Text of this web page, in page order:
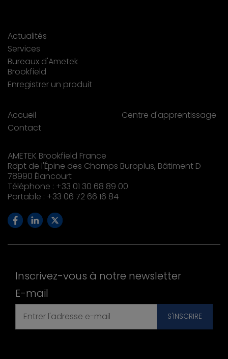
Actualités
Services
Bureaux d'Ametek
Brookfield
Enregistrer un produit
Accueil
Contact
Centre d'apprentissage
AMETEK Brookfield France
Rdpt de l'Épine des Champs Buroplus, Bâtiment D
78990 Élancourt
Téléphone : +33 01 30 68 89 00
Portable : +33 06 72 66 16 84
Inscrivez-vous à notre newsletter
E-mail